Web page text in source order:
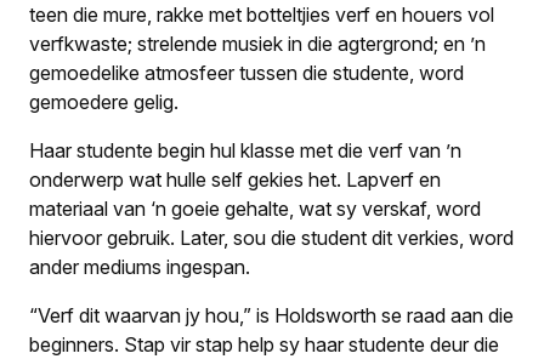
teen die mure, rakke met botteltjies verf en houers vol
verfkwaste; strelende musiek in die agtergrond; en ’n
gemoedelike atmosfeer tussen die studente, word
gemoedere gelig.
Haar studente begin hul klasse met die verf van ’n
onderwerp wat hulle self gekies het. Lapverf en
materiaal van ‘n goeie gehalte, wat sy verskaf, word
hiervoor gebruik. Later, sou die student dit verkies, word
ander mediums ingespan.
“Verf dit waarvan jy hou,” is Holdsworth se raad aan die
beginners. Stap vir stap help sy haar studente deur die